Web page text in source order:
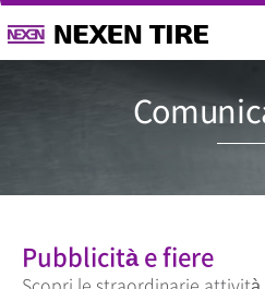
Pubblicità e fiere